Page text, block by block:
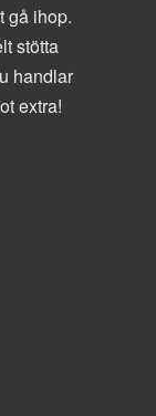
gå ihop.
stötta
handlar
extra!